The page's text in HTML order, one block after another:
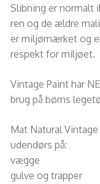
Slibning er normalt
ren og de ældre
er miljømærket og
respekt for miljøet.
Vintage Paint har
brug på børns
Mat Natural
udendørs på:
vægge
gulve og trapper